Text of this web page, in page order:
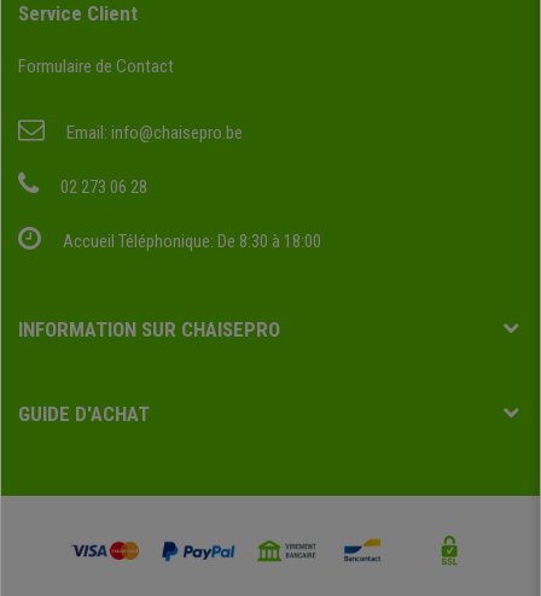
Service Client
Formulaire de Contact
Email: info@chaisepro.be
02 273 06 28
Accueil Téléphonique: De 8:30 à 18:00
INFORMATION SUR CHAISEPRO
GUIDE D'ACHAT